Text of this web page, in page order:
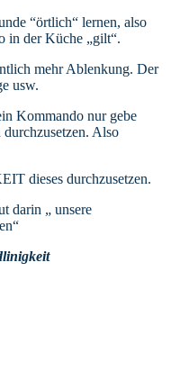
“örtlich“ lernen, also
in der Küche „gilt“.
mehr Ablenkung. Der
usw.
Kommando nur gebe
Also
dieses durchzusetzen.
darin „ unsere